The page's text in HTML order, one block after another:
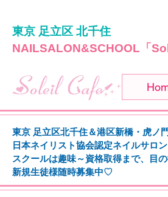
東京 足立区 北千住
NAILSALON&SCHOOL「
東京 足立区北千住＆港区新橋・虎ノ
日本ネイリスト協会認定ネイルサロ
スクールは趣味～資格取得まで、
目
新規生徒様随時募集中♡